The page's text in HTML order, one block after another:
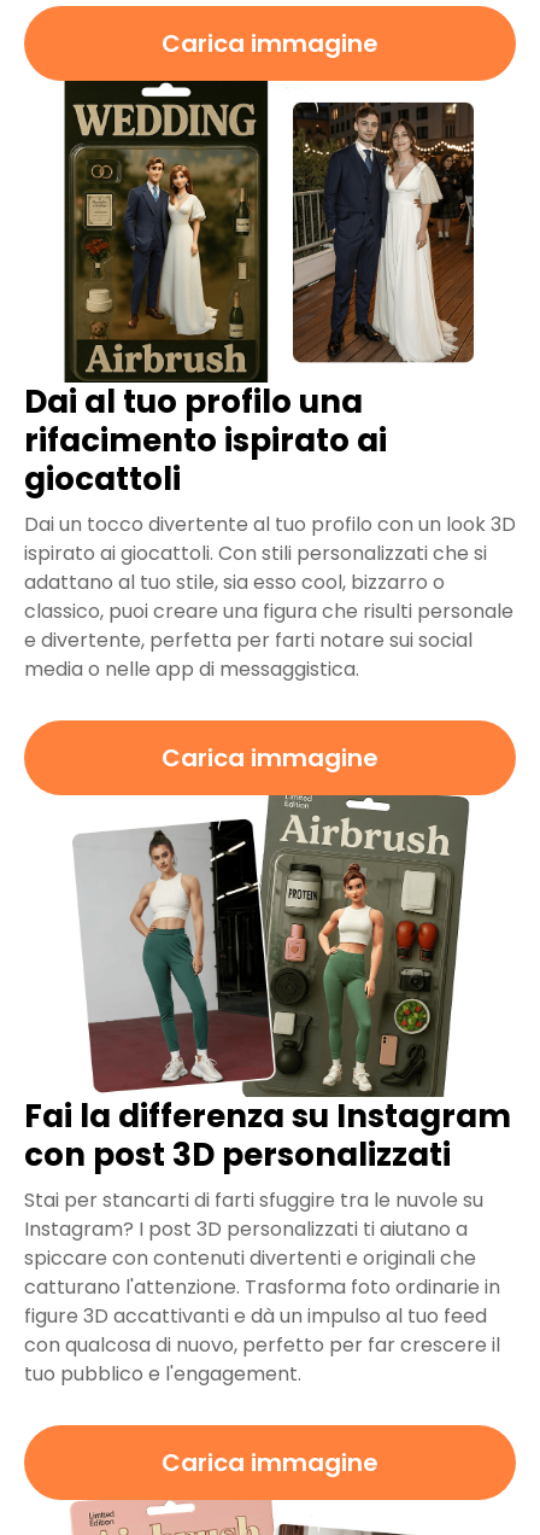
Carica immagine
Dai al tuo profilo una
rifacimento ispirato ai
giocattoli
Dai un tocco divertente al tuo profilo con un look 3D
ispirato ai giocattoli. Con stili personalizzati che si
adattano al tuo stile, sia esso cool, bizzarro o
classico, puoi creare una figura che risulti personale
e divertente, perfetta per farti notare sui social
media o nelle app di messaggistica.
Carica immagine
Fai la differenza su Instagram
con post 3D personalizzati
Stai per stancarti di farti sfuggire tra le nuvole su
Instagram? I post 3D personalizzati ti aiutano a
spiccare con contenuti divertenti e originali che
catturano l'attenzione. Trasforma foto ordinarie in
figure 3D accattivanti e dà un impulso al tuo feed
con qualcosa di nuovo, perfetto per far crescere il
tuo pubblico e l'engagement.
Carica immagine